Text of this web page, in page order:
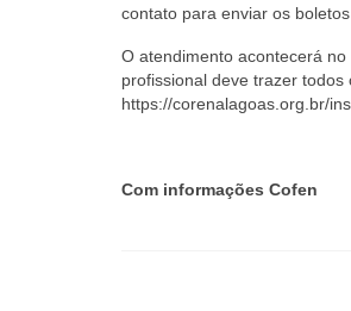
contato para enviar os
O atendimento acontecerá
profissional deve trazer
https://corenalagoas.org.br/
Com informações Cofen